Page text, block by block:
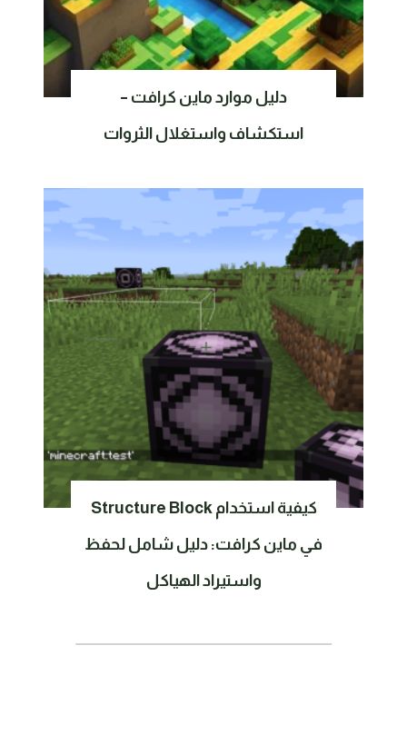
دليل موارد ماين كرافت –
استكشاف واستغلال الثروات
كيفية استخدام Structure Block
في ماين كرافت: دليل شامل لحفظ
واستيراد الهياكل